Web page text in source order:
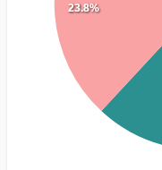
23.8%